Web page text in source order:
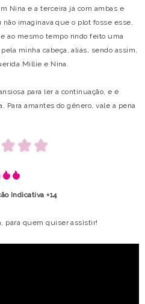
Nina e a terceira já com ambas e
imaginava que o plot fosse esse,
ao mesmo tempo rindo feito uma
minha cabeça, aliás, sendo assim,
Millie e Nina.
para ler a continuação, e é
Para amantes do gênero, vale a pena
Indicativa +14
para quem quiser assistir!